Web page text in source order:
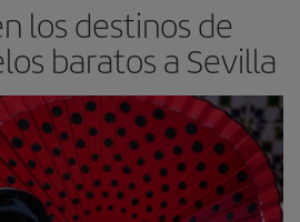
los destinos de
baratos a Sevilla